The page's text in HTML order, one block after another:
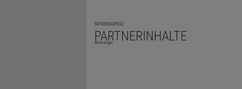
hohen Norden
SPONSORED
PARTNERINHALTE
Anzeige